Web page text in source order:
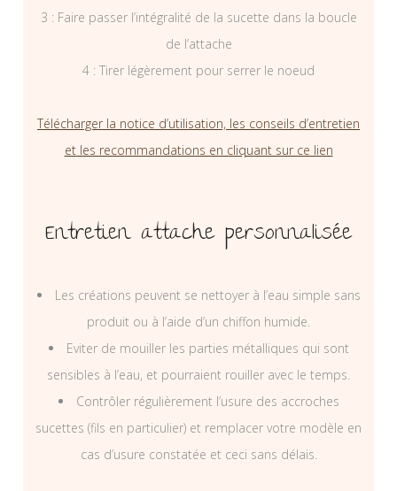
3 : Faire passer l’intégralité de la sucette dans la boucle
de l’attache
4 : Tirer légèrement pour serrer le noeud
Télécharger la notice d’utilisation, les conseils d’entretien
et les recommandations en cliquant sur ce lien
Entretien attache personnalisée
Les créations peuvent se nettoyer à l’eau simple sans
produit ou à l’aide d’un chiffon humide.
Eviter de mouiller les parties métalliques qui sont
sensibles à l’eau, et pourraient rouiller avec le temps.
Contrôler régulièrement l’usure des accroches
sucettes (fils en particulier) et remplacer votre modèle en
cas d’usure constatée et ceci sans délais.